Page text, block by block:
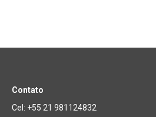
Contato
Cel: +55 21 981124832